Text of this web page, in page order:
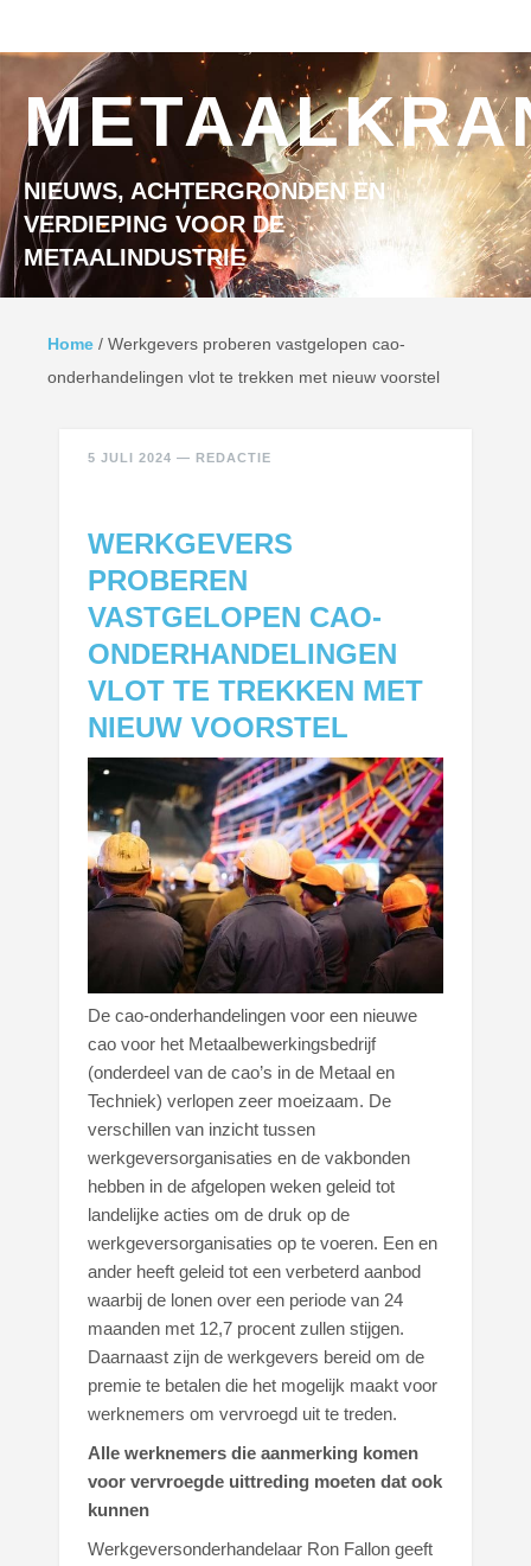
NIEUWS, ACHTERGRONDEN EN
VERDIEPING VOOR DE
METAALINDUSTRIE
Home / Werkgevers proberen vastgelopen cao-
onderhandelingen vlot te trekken met nieuw voorstel
5 JULI 2024 — REDACTIE
WERKGEVERS
PROBEREN
VASTGELOPEN CAO-
ONDERHANDELINGEN
VLOT TE TREKKEN MET
NIEUW VOORSTEL
De cao-onderhandelingen voor een nieuwe
cao voor het Metaalbewerkingsbedrijf
(onderdeel van de cao’s in de Metaal en
Techniek) verlopen zeer moeizaam. De
verschillen van inzicht tussen
werkgeversorganisaties en de vakbonden
hebben in de afgelopen weken geleid tot
landelijke acties om de druk op de
werkgeversorganisaties op te voeren. Een en
ander heeft geleid tot een verbeterd aanbod
waarbij de lonen over een periode van 24
maanden met 12,7 procent zullen stijgen.
Daarnaast zijn de werkgevers bereid om de
premie te betalen die het mogelijk maakt voor
werknemers om vervroegd uit te treden.
Alle werknemers die aanmerking komen
voor vervroegde uittreding moeten dat ook
kunnen
Werkgeversonderhandelaar Ron Fallon geeft